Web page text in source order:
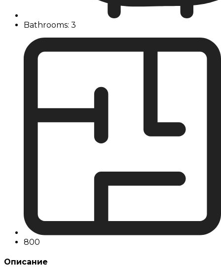
Bathrooms: 3
800
Описание